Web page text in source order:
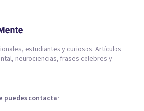
estudiantes y curiosos. Artículos
neurociencias, frases célebres y
puedes contactar